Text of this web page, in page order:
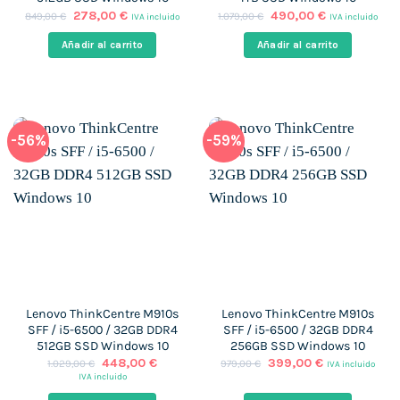
849,00€
El
original
era:
278,00 €El
actual
es:
IVA incluido
Añadir al carrito
1.079,00€ El
original
era:
490,00 €El
actual
es:
IVA incluido
Añadir al carrito
-56%
Lenovo ThinkCentre M910s
SFF / i5-6500 / 32GB DDR4
512GB SSD Windows 10
1.029,00€ El
precio
448,00 €El
IVA incluido
-59%
Lenovo ThinkCentre M910s
SFF / i5-6500 / 32GB DDR4
256GB SSD Windows 10
979,00€ El
399,00 €ElIVA incluido